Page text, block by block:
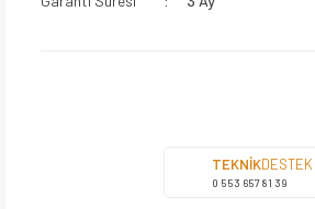
TEKNİKDESTEK
0 553 657 81 39